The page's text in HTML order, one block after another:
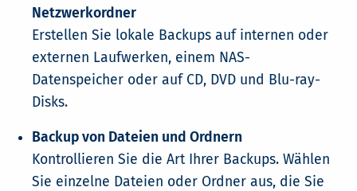
Netzwerkordner
Erstellen Sie lokale Backups auf internen oder
externen Laufwerken, einem NAS-
Datenspeicher oder auf CD, DVD und Blu-ray-
Disks.
Backup von Dateien und Ordnern
Kontrollieren Sie die Art Ihrer Backups. Wählen
Sie einzelne Dateien oder Ordner aus, die Sie